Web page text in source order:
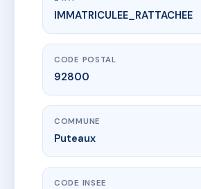
www.vme.plus/AC6709760
SDC 19 LAVOISIER
19 r lavoisier
IMMATRICULEE_RATTACHEE
CODE POSTAL
92800
COMMUNE
Puteaux
CODE INSEE